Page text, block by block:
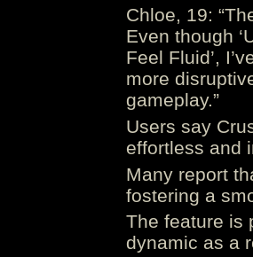
Chloe, 19:
Even though
Feel Fluid’,
more
gameplay.”
Users say
effortless and
Many report
fostering a
The feature is
dynamic as a